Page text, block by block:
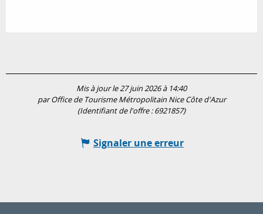
Mis à jour le 27 juin 2026 à 14:40
par Office de Tourisme Métropolitain Nice Côte d'Azur
(Identifiant de l'offre :6921857)
Signaler une erreur